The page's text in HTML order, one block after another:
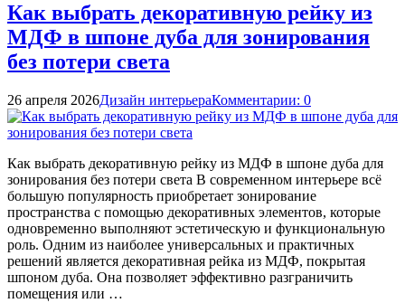
Как выбрать декоративную рейку из
МДФ в шпоне дуба для зонирования
без потери света
26 апреля 2026Дизайн интерьераКомментарии: 0
Как выбрать декоративную рейку из МДФ в шпоне дуба для
зонирования без потери света В современном интерьере всё
большую популярность приобретает зонирование
пространства с помощью декоративных элементов, которые
одновременно выполняют эстетическую и функциональную
роль. Одним из наиболее универсальных и практичных
решений является декоративная рейка из МДФ, покрытая
шпоном дуба. Она позволяет эффективно разграничить
помещения или …